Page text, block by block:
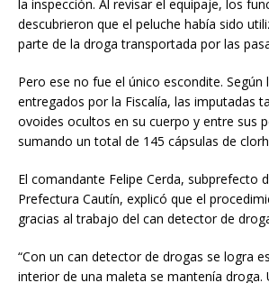
la inspección. Al revisar el equipaje, los
descubrieron que el peluche había sido
parte de la droga transportada por las
Pero ese no fue el único escondite. Según
entregados por la Fiscalía, las imputadas
ovoides ocultos en su cuerpo y entre sus
sumando un total de 145 cápsulas de
El comandante Felipe Cerda, subprefecto
Prefectura Cautín, explicó que el
gracias al trabajo del can detector de
“Con un can detector de drogas se logra
interior de una maleta se mantenía droga.